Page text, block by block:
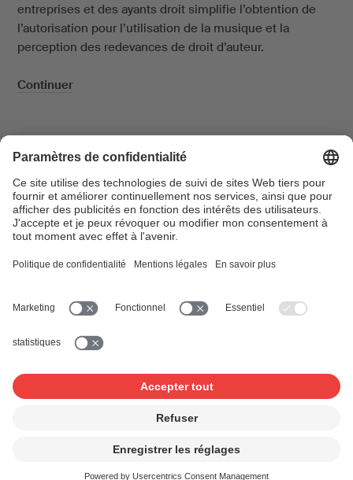
entreprises et des ayants droit simplifie l’obtention de
l’autorisation pour l’utilisation de la musique et la
perception des redevances de droit d’auteur.
Continuer
Perspectives et bilan
Lors des séances des 10 et 11 décembre 2019, le Conseil
2020 et sur la stratégie de SUISA pour les cinq